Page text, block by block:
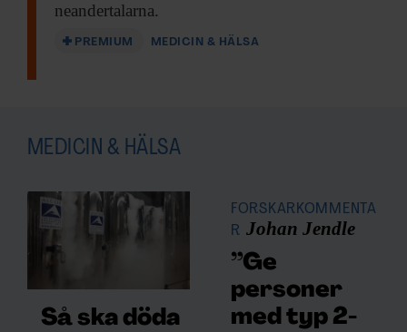
tonårsföräldrar. De har en lugnande
inverkan och ser till så att saker inte går
överstyr, säger Gunilla Karlsson Hedestam,
professor i vaccinimmunologi vid
Karolinska institutet.
neandertalarna.
PREMIUM MEDICIN & HÄLSA
MEDICIN & HÄLSA
Så ska döda
FORSKARKOMMENTA
R Johan Jendle
”Ge
personer
med typ 2-